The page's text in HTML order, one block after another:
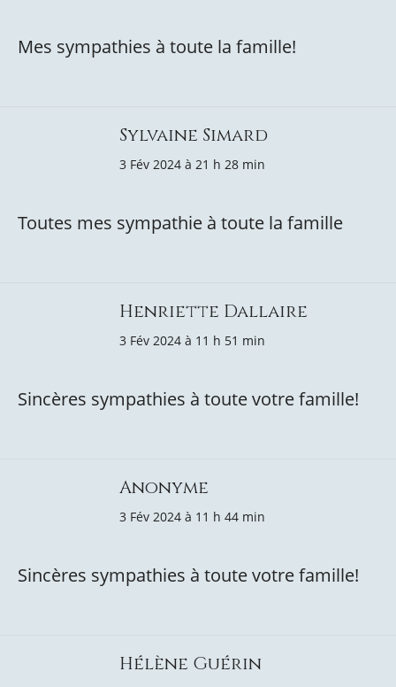
Mes sympathies à toute la famille!
Sylvaine Simard
3 Fév 2024 à 21 h 28 min
Toutes mes sympathie à toute la famille
Henriette Dallaire
3 Fév 2024 à 11 h 51 min
Sincères sympathies à toute votre famille!
Anonyme
3 Fév 2024 à 11 h 44 min
Sincères sympathies à toute votre famille!
Hélène Guérin